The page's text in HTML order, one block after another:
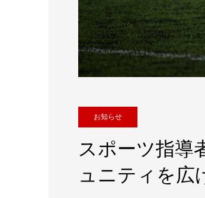
お知らせ
スポーツ指導
ュニティを広